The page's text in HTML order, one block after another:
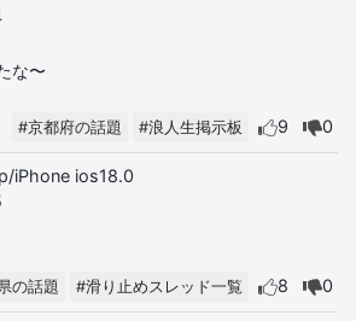
な〜
#京都府の話題 #浪人生掲示板 9 0
iPhone ios18.0
の話題 #滑り止めスレッド一覧 8 0